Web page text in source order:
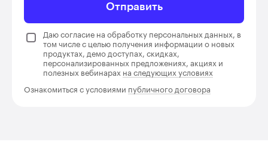
Отправить
Даю согласие на обработку персональных данных, в
том числе с целью получения информации о новых
продуктах, демо доступах, скидках,
персонализированных предложениях, акциях и
полезных вебинарах на следующих условиях
Ознакомиться с условиями публичного договора